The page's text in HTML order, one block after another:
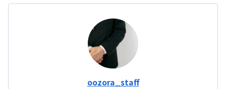
oozora_staff